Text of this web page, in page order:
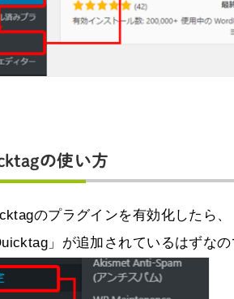
の使い方
のプラグインを有効化したら
」が追加されているはずな